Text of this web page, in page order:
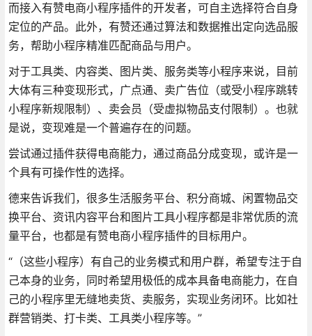
而接入有赞电商小程序插件的开发者，可自主选择符合自身
定位的产品。此外，有赞还通过算法和数据推出定向选品服
务，帮助小程序精准匹配商品与用户。
对于工具类、内容类、图片类、服务类等小程序来说，目前
大体有三种变现形式，广点通、卖广告位（或受小程序跳转
小程序新规限制）、卖会员（受虚拟物品支付限制）。也就
是说，变现难是一个普遍存在的问题。
尝试通过插件获得电商能力，通过商品分成变现，或许是一
个具有可操作性的选择。
德来告诉我们，很多生活服务平台、积分商城、闲置物品交
换平台、资讯内容平台和图片工具小程序都是非常优质的流
量平台，也都是有赞电商小程序插件的目标用户。
“（这些小程序）有自己的业务模式和用户群，希望专注于自
己本身的业务，同时希望用极低的成本具备电商能力，在自
己的小程序里无缝地卖货、卖服务，实现业务闭环。比如社
群营销类、打卡类、工具类小程序等。”